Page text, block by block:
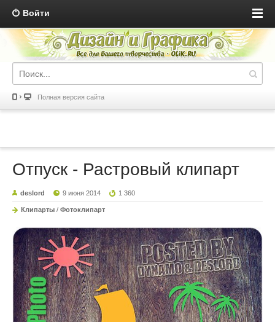
Войти
Полная версия сайта
Отпуск - Растровый клипарт
deslord 9 июня 2014 1 360
Клипарты / Фотоклипарт